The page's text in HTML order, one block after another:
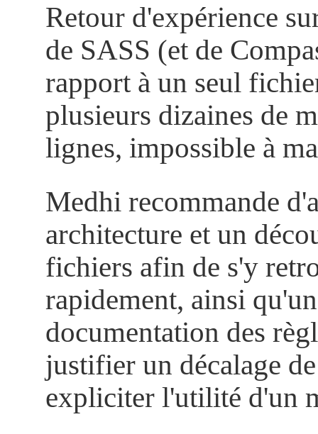
Retour d'expérience
de SASS (et de
rapport à un seul
plusieurs dizaines de
lignes, impossible à
Medhi recommande
architecture et un
fichiers afin de s'y
rapidement, ainsi
documentation des
justifier un décalage
expliciter l'utilité d'un